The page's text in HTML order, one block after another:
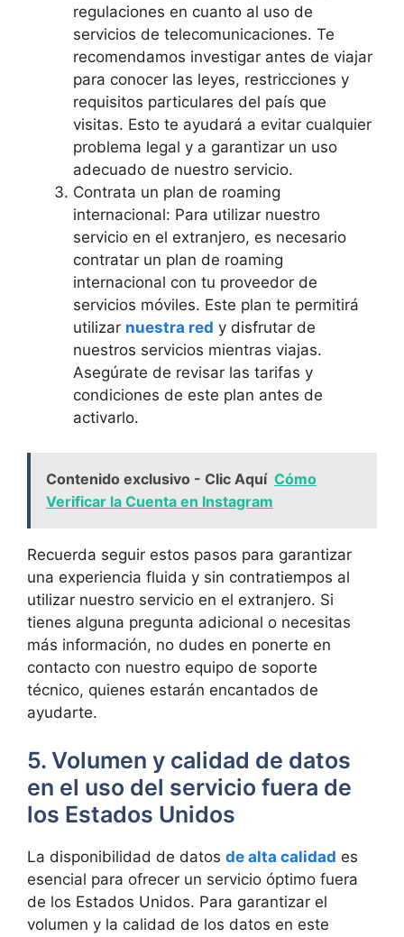
regulaciones en cuanto al uso de
servicios de telecomunicaciones. Te
recomendamos investigar antes de viajar
para conocer las leyes, restricciones y
requisitos particulares del país que
visitas. Esto te ayudará a evitar cualquier
problema legal y a garantizar un uso
adecuado de nuestro servicio.
Contrata un plan de roaming
internacional: Para utilizar nuestro
servicio en el extranjero, es necesario
contratar un plan de roaming
internacional con tu proveedor de
servicios móviles. Este plan te permitirá
utilizar nuestra red y disfrutar de
nuestros servicios mientras viajas.
Asegúrate de revisar las tarifas y
condiciones de este plan antes de
activarlo.
Contenido exclusivo - Clic Aquí Cómo
Verificar la Cuenta en Instagram
Recuerda seguir estos pasos para garantizar
una experiencia fluida y sin contratiempos al
utilizar nuestro servicio en el extranjero. Si
tienes alguna pregunta adicional o necesitas
más información, no dudes en ponerte en
contacto con nuestro equipo de soporte
técnico, quienes estarán encantados de
ayudarte.
5. Volumen y calidad de datos
en el uso del servicio fuera de
los Estados Unidos
La disponibilidad de datos de alta calidad es
esencial para ofrecer un servicio óptimo fuera
de los Estados Unidos. Para garantizar el
volumen y la calidad de los datos en este